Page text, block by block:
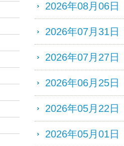
2026年08月06日
2026年07月31日
2026年07月27日
2026年06月25日
2026年05月22日
2026年05月01日